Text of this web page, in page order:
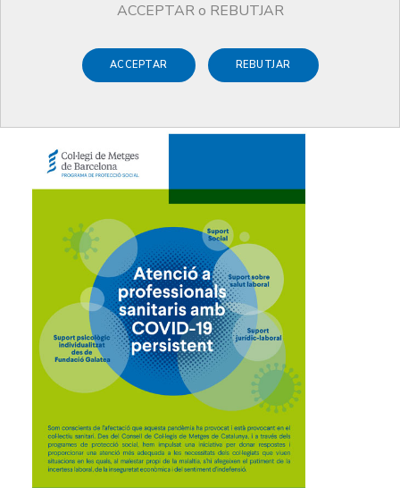
ACCEPTAR o REBUTJAR
ACCEPTAR REBUTJAR
Unitat d’atenció al
professional sanitari amb
COVID-19 persistent